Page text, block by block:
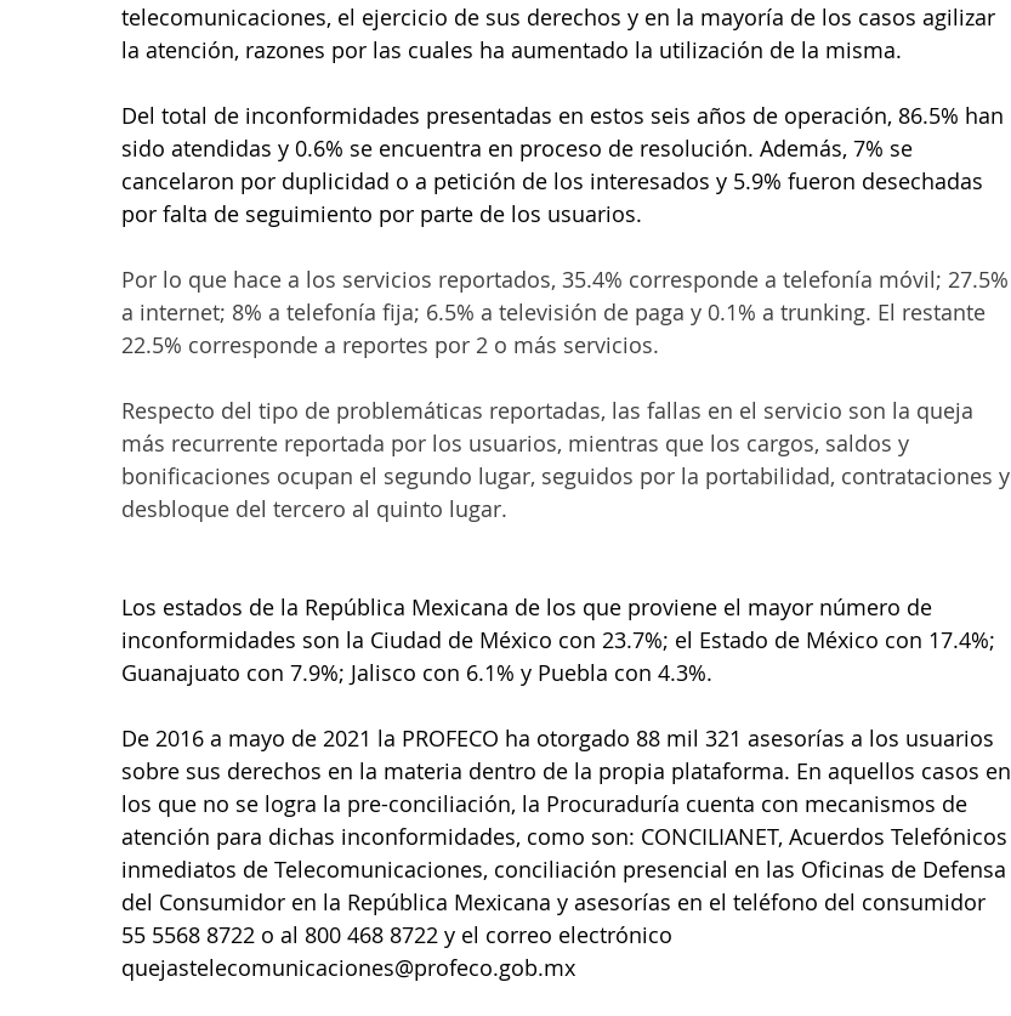
telecomunicaciones, el ejercicio de sus derechos y en la mayoría de los casos agilizar
la atención, razones por las cuales ha aumentado la utilización de la misma.
Del total de inconformidades presentadas en estos seis años de operación, 86.5% han
sido atendidas y 0.6% se encuentra en proceso de resolución. Además, 7% se
cancelaron por duplicidad o a petición de los interesados y 5.9% fueron desechadas
por falta de seguimiento por parte de los usuarios.
Por lo que hace a los servicios reportados, 35.4% corresponde a telefonía móvil; 27.5%
a internet; 8% a telefonía fija; 6.5% a televisión de paga y 0.1% a trunking. El restante
22.5% corresponde a reportes por 2 o más servicios.
Respecto del tipo de problemáticas reportadas, las fallas en el servicio son la queja
más recurrente reportada por los usuarios, mientras que los cargos, saldos y
bonificaciones ocupan el segundo lugar, seguidos por la portabilidad, contrataciones y
desbloque del tercero al quinto lugar.
Los estados de la República Mexicana de los que proviene el mayor número de
inconformidades son la Ciudad de México con 23.7%; el Estado de México con 17.4%;
Guanajuato con 7.9%; Jalisco con 6.1% y Puebla con 4.3%.
De 2016 a mayo de 2021 la PROFECO ha otorgado 88 mil 321 asesorías a los usuarios
sobre sus derechos en la materia dentro de la propia plataforma. En aquellos casos en
los que no se logra la pre-conciliación, la Procuraduría cuenta con mecanismos de
atención para dichas inconformidades, como son: CONCILIANET, Acuerdos Telefónicos
inmediatos de Telecomunicaciones, conciliación presencial en las Oficinas de Defensa
del Consumidor en la República Mexicana y asesorías en el teléfono del consumidor
55 5568 8722 o al 800 468 8722 y el correo electrónico
quejastelecomunicaciones@profeco.gob.mx